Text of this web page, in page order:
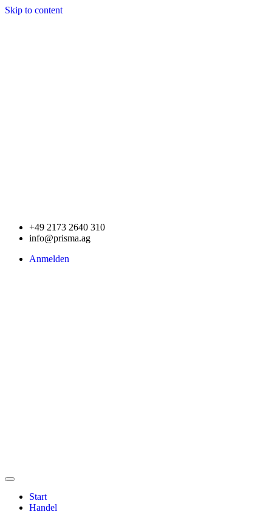
Skip to content
+49 2173 2640 310
info@prisma.ag
Anmelden
Start
Handel